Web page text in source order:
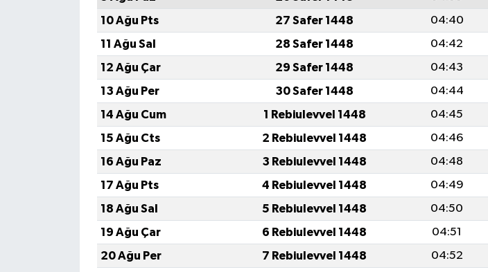
10 Ağu Pts
27 Safer 1448 04:40
11 Ağu Sal
28 Safer 1448 04:42
12 Ağu Çar
29 Safer 1448 04:43
13 Ağu Per
30 Safer 1448 04:44
14 Ağu Cum
1 Rebiulevvel 1448 04:45
15 Ağu Cts
2 Rebiulevvel 1448 04:46
16 Ağu Paz
3 Rebiulevvel 1448 04:48
17 Ağu Pts
4 Rebiulevvel 1448 04:49
18 Ağu Sal
5 Rebiulevvel 1448 04:50
19 Ağu Çar
6 Rebiulevvel 1448 04:51
20 Ağu Per
7 Rebiulevvel 1448 04:52